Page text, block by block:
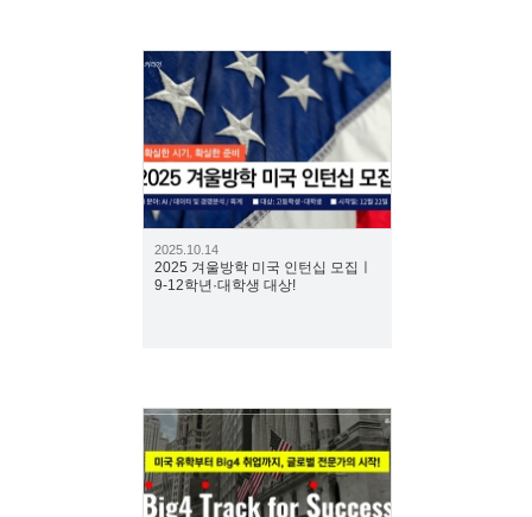
1483
2025.10.14
2025 겨울방학 미국 인턴십 모집ㅣ
9-12학년·대학생 대상!
2354